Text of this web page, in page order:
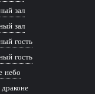
зал
зал
гость
гость
небо